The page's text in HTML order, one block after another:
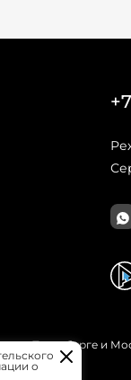
Петербурге и
о